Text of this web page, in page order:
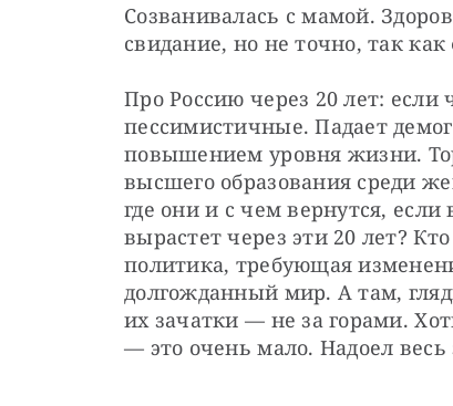
Созванивалась с мамой.
свидание, но не точно, так
Про Россию через 20 лет:
пессимистичные. Падает
повышением уровня жизни.
высшего образования среди
где они и с чем вернутся,
вырастет через эти 20 лет?
политика, требующая
долгожданный мир. А там,
их зачатки — не за горами.
— это очень мало. Надоел весь